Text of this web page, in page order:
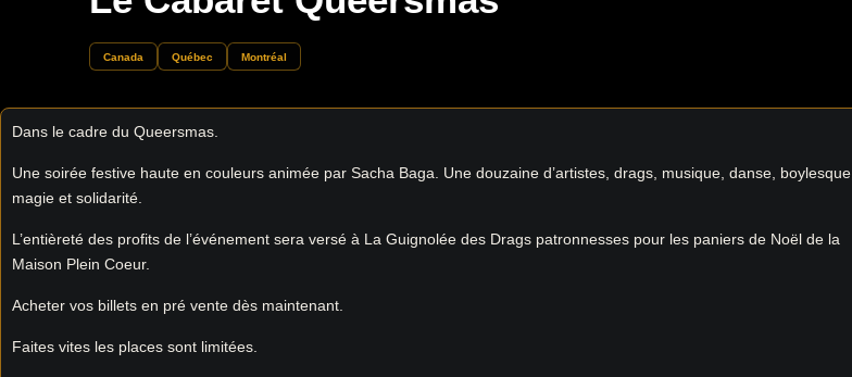
Canada Québec Montréal
Dans le cadre du Queersmas.
Une soirée festive haute en couleurs animée par Sacha Baga. Une douzaine d’artistes, drags, musique, danse, boylesque,
magie et solidarité.
L’entièreté des profits de l’événement sera versé à La Guignolée des Drags patronnesses pour les paniers de Noël de la
Maison Plein Coeur.
Acheter vos billets en pré vente dès maintenant.
Faites vites les places sont limitées.